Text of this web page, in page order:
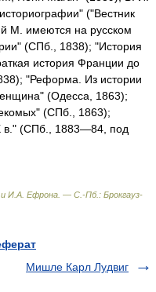
("Вестник
М. имеются на русском
(СПб., 1838); "История
история Франции до
"Реформа. Из истории
(Одесса, 1863);
(СПб., 1863);
в." (СПб., 1883—84, под
и И.А. Ефрона. — С.-Пб.: Брокгауз-
Мишле Карл Лудвиг